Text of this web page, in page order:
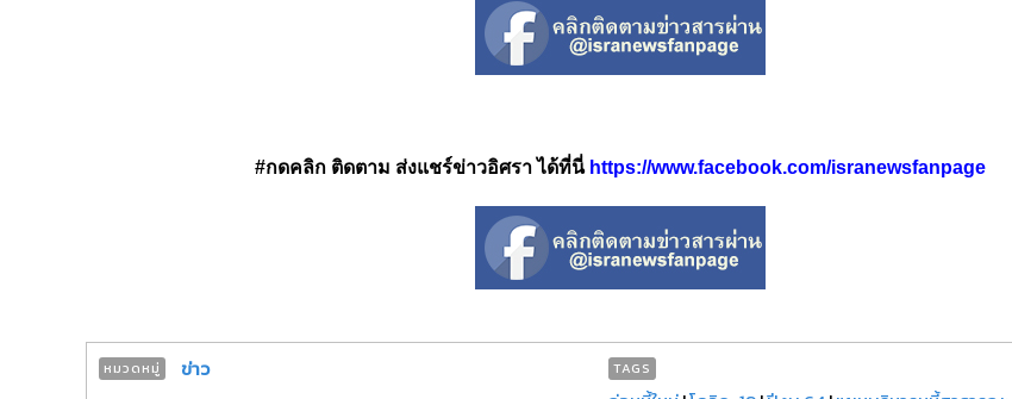
#กดคลิก ติดตาม ส่งแชร์ข่าวอิศรา ได้ที่นี่ https://www.facebook.com/isranewsfanpage
หมวดหมู่ ข่าว TAGS